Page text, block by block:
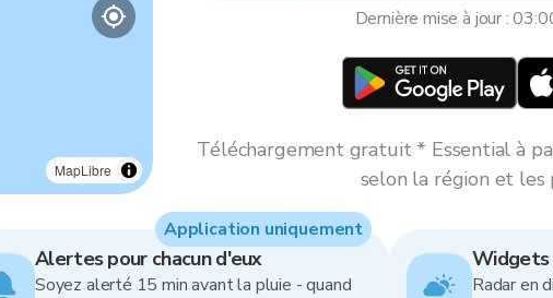
MapLibre
Dernière mise à jour :
Téléchargement gratuit * Essential à
selon la région et les
Alertes pour chacun d'eux
Soyez alerté 15 min avant la pluie - quand
Application uniquement
Widgets
Radar en